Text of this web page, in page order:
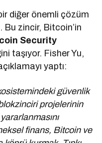
diğer önemli çözüm
Bu zincir, Bitcoin’in
Security
taşıyor. Fisher Yu,
yaptı:
güvenlik
projelerinin
finans, Bitcoin ve